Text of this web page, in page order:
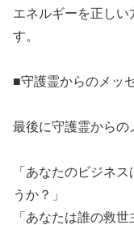
エネルギーを正しい
す。
​■守護霊からのメッ
最後に守護霊からの
「あなたのビジネ
うか？」
「あなたは誰の救